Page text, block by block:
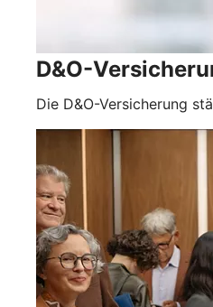
D&O-
Die D&O-Versicherung